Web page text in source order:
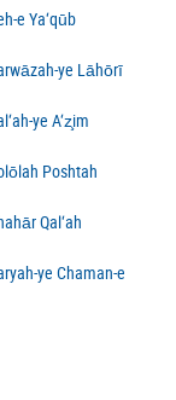
e Ya‘qūb
ye Lāhōrī
ye A‘z̧im
Poshtah
Qal‘ah
ye Chaman-e